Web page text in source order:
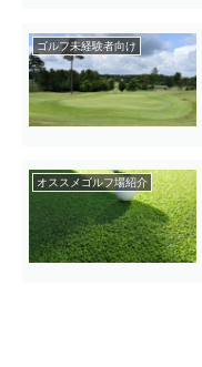
ゴルフ未経験者向け
オススメゴルフ場紹介